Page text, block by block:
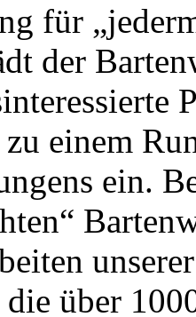
für
der
einem
ein.
die über